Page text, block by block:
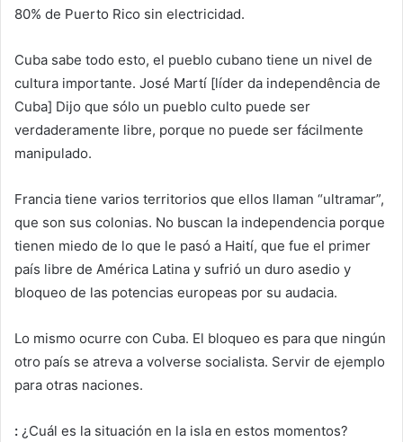
80% de Puerto Rico sin electricidad.
Cuba sabe todo esto, el pueblo cubano tiene un nivel de
cultura importante. José Martí [líder da independência de
Cuba] Dijo que sólo un pueblo culto puede ser
verdaderamente libre, porque no puede ser fácilmente
manipulado.
Francia tiene varios territorios que ellos llaman “ultramar”,
que son sus colonias. No buscan la independencia porque
tienen miedo de lo que le pasó a Haití, que fue el primer
país libre de América Latina y sufrió un duro asedio y
bloqueo de las potencias europeas por su audacia.
Lo mismo ocurre con Cuba. El bloqueo es para que ningún
otro país se atreva a volverse socialista. Servir de ejemplo
para otras naciones.
: ¿Cuál es la situación en la isla en estos momentos?